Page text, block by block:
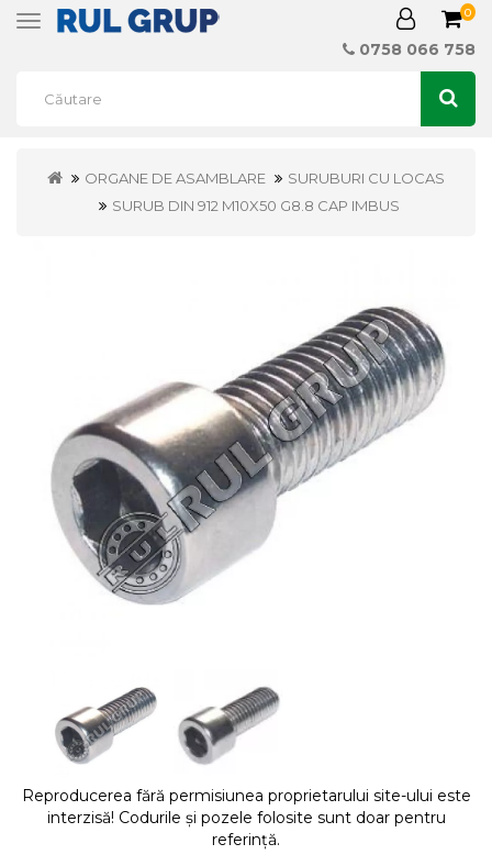
Toggle
0
0758 066 758
ORGANE DE ASAMBLARE
SURUBURI CU LOCAS
SURUB DIN 912 M10X50 G8.8 CAP IMBUS
Reproducerea fără permisiunea proprietarului site-ului este
interzisă! Codurile și pozele folosite sunt doar pentru
referință.